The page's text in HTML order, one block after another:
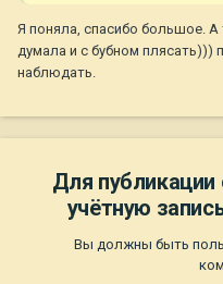
Я поняла, спасибо большое.
думала и с бубном плясать)))
наблюдать.
Для
учётную
Вы должны быть